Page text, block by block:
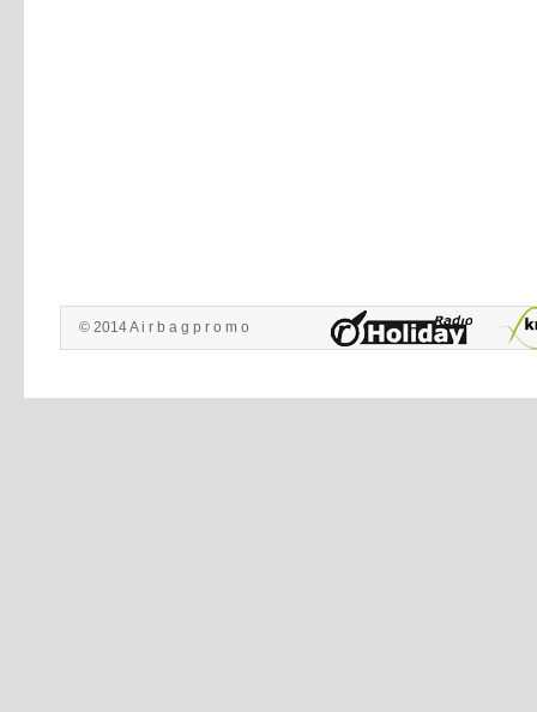
© 2014 A i r b a g p r o m o